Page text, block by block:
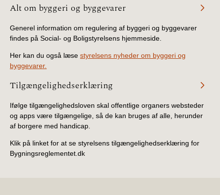
Alt om byggeri og byggevarer
Generel information om regulering af byggeri og byggevarer
findes på Social- og Boligstyrelsens hjemmeside.
Her kan du også læse styrelsens nyheder om byggeri og
byggevarer.
Tilgængelighedserklæring
Ifølge tilgængelighedsloven skal offentlige organers websteder
og apps være tilgængelige, så de kan bruges af alle, herunder
af borgere med handicap.
Klik på linket for at se styrelsens tilgængelighedserklæring for
Bygningsreglementet.dk